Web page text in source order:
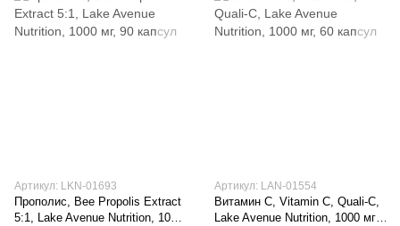
Артикул: LKN-01693
Прополис, Bee Propolis Extract
5:1, Lake Avenue Nutrition, 1000
Артикул: LAN-01554
Витамин С, Vitamin C, Quali-C,
Lake Avenue Nutrition, 1000 мг,